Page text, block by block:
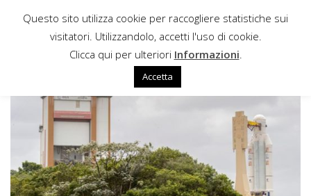
Sotto il contenuto
KOREASAT7
Questo sito utilizza cookie per raccogliere statistiche sui
visitatori. Utilizzandolo, accetti l'uso di cookie.
Clicca qui per ulteriori Informazioni
Accetta